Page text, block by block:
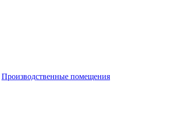
Производственные помещения